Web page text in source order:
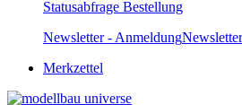
Statusabfrage Bestellung
Newsletter - Anmeldung
Merkzettel